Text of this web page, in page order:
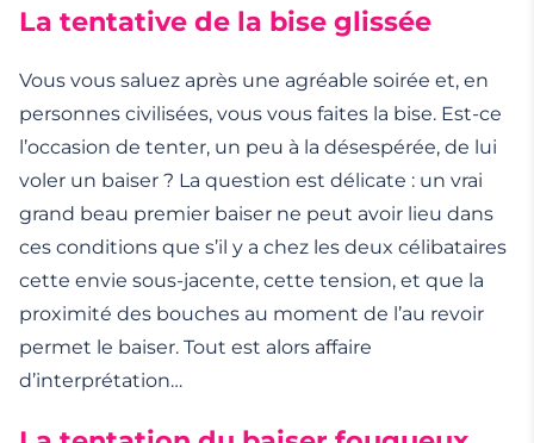
La tentative de la bise glissée
Vous vous saluez après une agréable soirée et, en
personnes civilisées, vous vous faites la bise. Est-ce
l’occasion de tenter, un peu à la désespérée, de lui
voler un baiser ? La question est délicate : un vrai
grand beau premier baiser ne peut avoir lieu dans
ces conditions que s’il y a chez les deux célibataires
cette envie sous-jacente, cette tension, et que la
proximité des bouches au moment de l’au revoir
permet le baiser. Tout est alors affaire
d’interprétation…